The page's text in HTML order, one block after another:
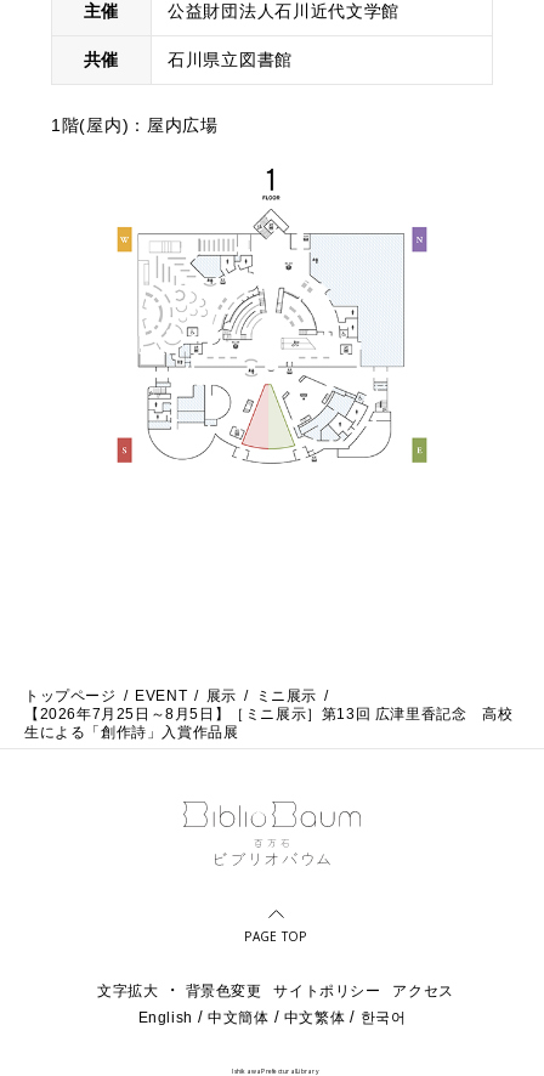
主催 公益財団法人石川近代文学館
共催 石川県立図書館
1階(屋内)：屋内広場
トップページ EVENT 展示
ミニ展示
【2026年7月25日～8月5日】［ミニ展示］第13回 広津里香記念 高校
生による「創作詩」入賞作品展
IshikawaPrefecturalLibrary
English 中文簡体 中文繁体 한국어
文字拡大 ・ 背景色変更 サイトポリシー アクセス
PAGE TOP